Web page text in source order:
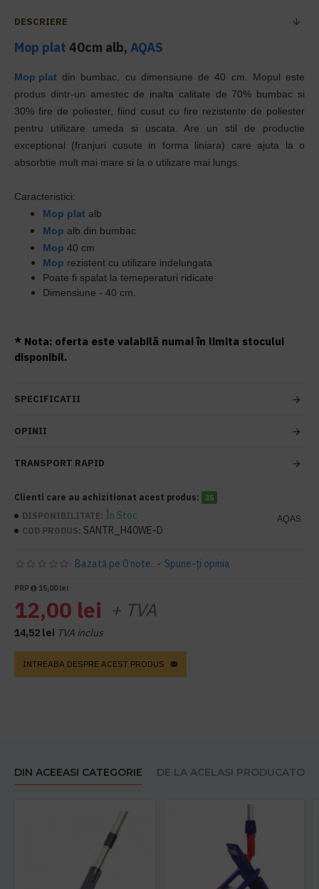
DESCRIERE
Mop plat 40cm alb, AQAS
Mop plat din bumbac, cu dimensiune de 40 cm. Mopul este
produs dintr-un amestec de inalta calitate de 70% bumbac si
30% fire de poliester, fiind cusut cu fire rezistente de poliester
pentru utilizare umeda si uscata. Are un stil de productie
exceptional (franjuri cusute in forma liniara) care ajuta la o
absorbtie mult mai mare si la o utilizare mai lungs.
Caracteristici:
Mop plat alb
Mop alb din bumbac
Mop 40 cm
Mop rezistent cu utilizare indelungata
Poate fi spalat la temeperaturi ridicate
Dimensiune - 40 cm.
* Nota: oferta este valabilă numai în limita stocului
disponibil.
SPECIFICATII
OPINII
TRANSPORT RAPID
Clienti care au achizitionat acest produs: 35
DISPONIBILITATE: În Stoc
COD PRODUS: SANTR_H40WE-D
AQAS
Bazată pe 0 note. - Spune-ţi opinia
PRP 15,00 lei
12,00 lei + TVA
14,52 lei TVA inclus
INTREABA DESPRE ACEST PRODUS
DIN ACEEASI CATEGORIE DE LA ACELASI PRODUCATOR